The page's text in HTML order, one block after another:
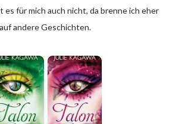
es für mich auch nicht, da brenne ich eher
auf andere Geschichten.